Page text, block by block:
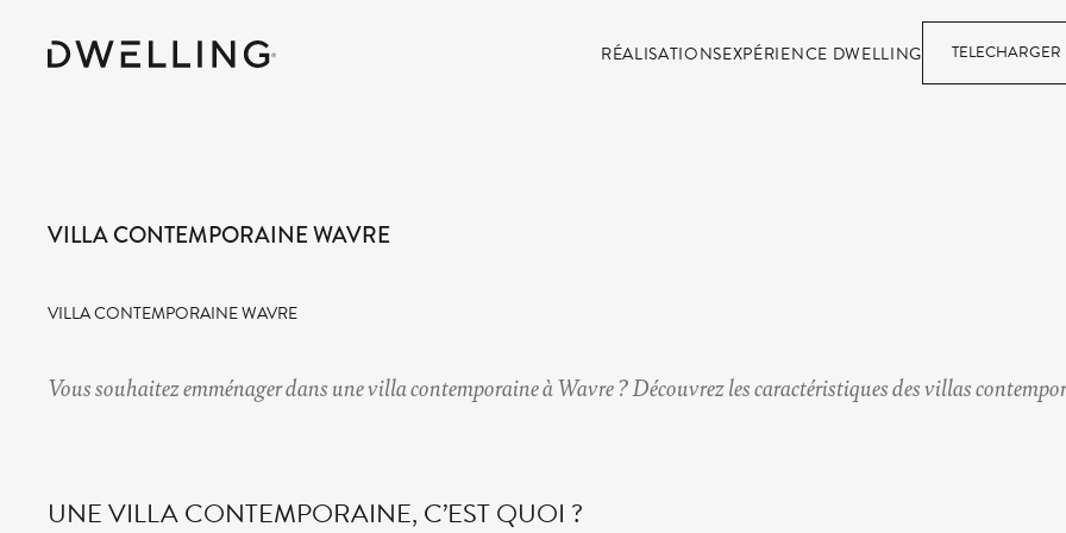
RÉALISATIONSEXPÉRIENCE DWELLING
VILLA CONTEMPORAINE WAVRE
VILLA CONTEMPORAINE WAVRE
Vous souhaitez emménager dans unevilla contemporaine à Wavre? Découvrez les caractéristiques des villas
UNE VILLA CONTEMPORAINE, C’EST QUOI ?